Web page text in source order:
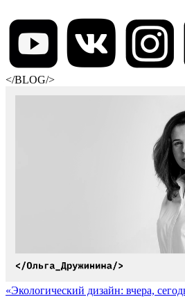
</BLOG/>
«Экологический дизайн: вчера,